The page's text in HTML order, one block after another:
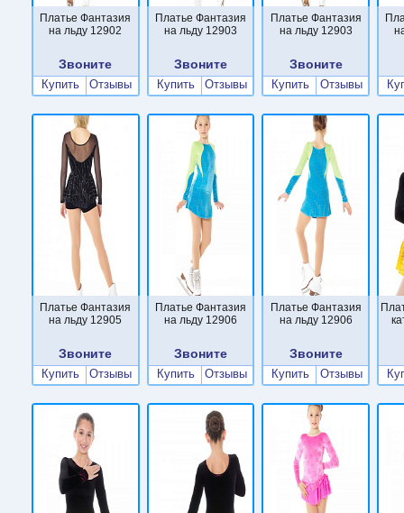
Платье Фантазия
на льду 12902
Звоните
Купить Отзывы
Платье Фантазия
на льду 12903
Звоните
Купить Отзывы
Платье Фантазия
на льду 12903
Звоните
Купить Отзывы
Платье Фантазия
на льду 12905
Звоните
Купить Отзывы
Платье Фантазия
на льду 12906
Звоните
Купить Отзывы
Платье Фантазия
на льду 12906
Звоните
Купить Отзывы